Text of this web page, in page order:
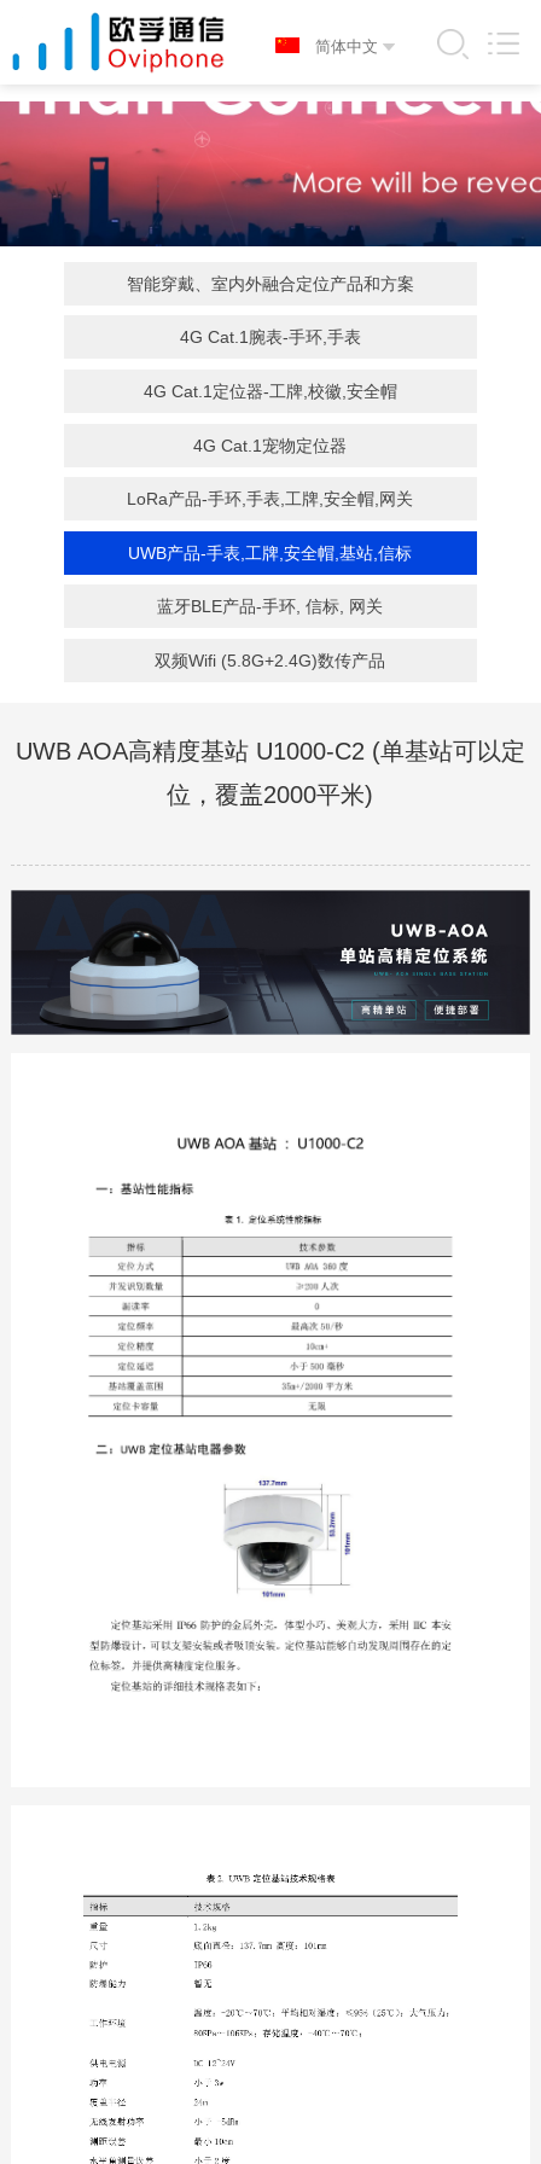
智能穿戴、室内外融合定位产品和方案
4G Cat.1腕表-手环,手表
4G Cat.1定位器-工牌,校徽,安全帽
4G Cat.1宠物定位器
LoRa产品-手环,手表,工牌,安全帽,网关
UWB产品-手表,工牌,安全帽,基站,信标
蓝牙BLE产品-手环, 信标, 网关
双频Wifi (5.8G+2.4G)数传产品
UWB AOA高精度基站 U1000-C2 (单基站可以定
位，覆盖2000平米)